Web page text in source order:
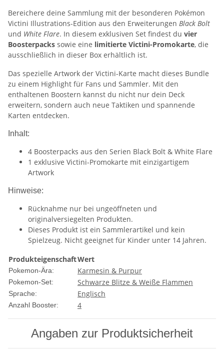
Bereichere deine Sammlung mit der besonderen Pokémon
Victini Illustrations-Edition aus den Erweiterungen Black Bolt
und White Flare. In diesem exklusiven Set findest du vier
Boosterpacks sowie eine limitierte Victini-Promokarte, die
ausschließlich in dieser Box erhältlich ist.
Das spezielle Artwork der Victini-Karte macht dieses Bundle
zu einem Highlight für Fans und Sammler. Mit den
enthaltenen Boostern kannst du nicht nur dein Deck
erweitern, sondern auch neue Taktiken und spannende
Karten entdecken.
Inhalt:
4 Boosterpacks aus den Serien Black Bolt & White Flare
1 exklusive Victini-Promokarte mit einzigartigem
Artwork
Hinweise:
Rücknahme nur bei ungeöffneten und
originalversiegelten Produkten.
Dieses Produkt ist ein Sammlerartikel und kein
Spielzeug. Nicht geeignet für Kinder unter 14 Jahren.
ProdukteigenschaftWert
Pokemon-Ära: Karmesin & Purpur
Pokemon-Set: Schwarze Blitze & Weiße Flammen
Sprache: Englisch
Anzahl Booster: 4
Angaben zur Produktsicherheit